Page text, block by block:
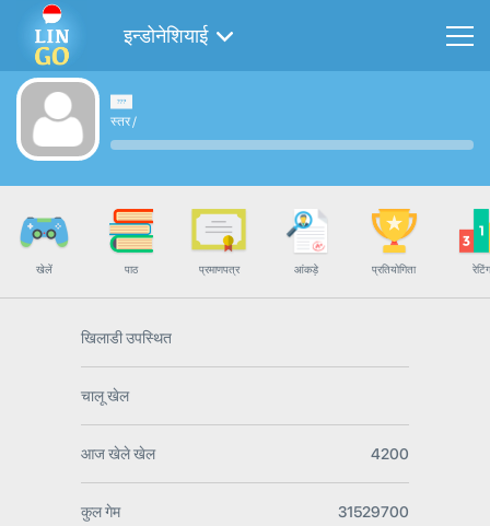
इन्डोनेशियाई
स्तर/
खेलें पाठ प्रमाणपत्र आंकड़े प्रतियोगिता रेटिंग
खिलाडी उपस्थित
चालू खेल
आज खेले खेल 4200
कुल गेम 31529700